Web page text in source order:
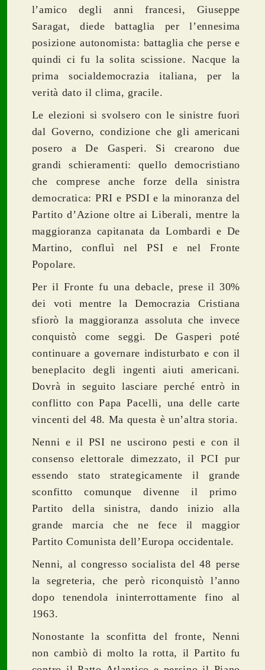
l’amico degli anni francesi, Giuseppe
Saragat, diede battaglia per l’ennesima
posizione autonomista: battaglia che perse e
quindi ci fu la solita scissione. Nacque la
prima socialdemocrazia italiana, per la
verità dato il clima, gracile.
Le elezioni si svolsero con le sinistre fuori
dal Governo, condizione che gli americani
posero a De Gasperi. Si crearono due
grandi schieramenti: quello democristiano
che comprese anche forze della sinistra
democratica: PRI e PSDI e la minoranza del
Partito d’Azione oltre ai Liberali, mentre la
maggioranza capitanata da Lombardi e De
Martino, confluì nel PSI e nel Fronte
Popolare.
Per il Fronte fu una debacle, prese il 30%
dei voti mentre la Democrazia Cristiana
sfiorò la maggioranza assoluta che invece
conquistò come seggi. De Gasperi poté
continuare a governare indisturbato e con il
beneplacito degli ingenti aiuti americani.
Dovrà in seguito lasciare perché entrò in
conflitto con Papa Pacelli, una delle carte
vincenti del 48. Ma questa è un’altra storia.
Nenni e il PSI ne uscirono pesti e con il
consenso elettorale dimezzato, il PCI pur
essendo stato strategicamente il grande
sconfitto comunque divenne il primo
Partito della sinistra, dando inizio alla
grande marcia che ne fece il maggior
Partito Comunista dell’Europa occidentale.
Nenni, al congresso socialista del 48 perse
la segreteria, che però riconquistò l’anno
dopo tenendola ininterrottamente fino al
1963.
Nonostante la sconfitta del fronte, Nenni
non cambiò di molto la rotta, il Partito fu